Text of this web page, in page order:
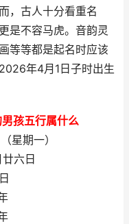
，古人十分看重名
是不容马虎。音韵灵
等等都是起名时应该
年4月1日子时出生
孩五行属什么
星期一）
六日